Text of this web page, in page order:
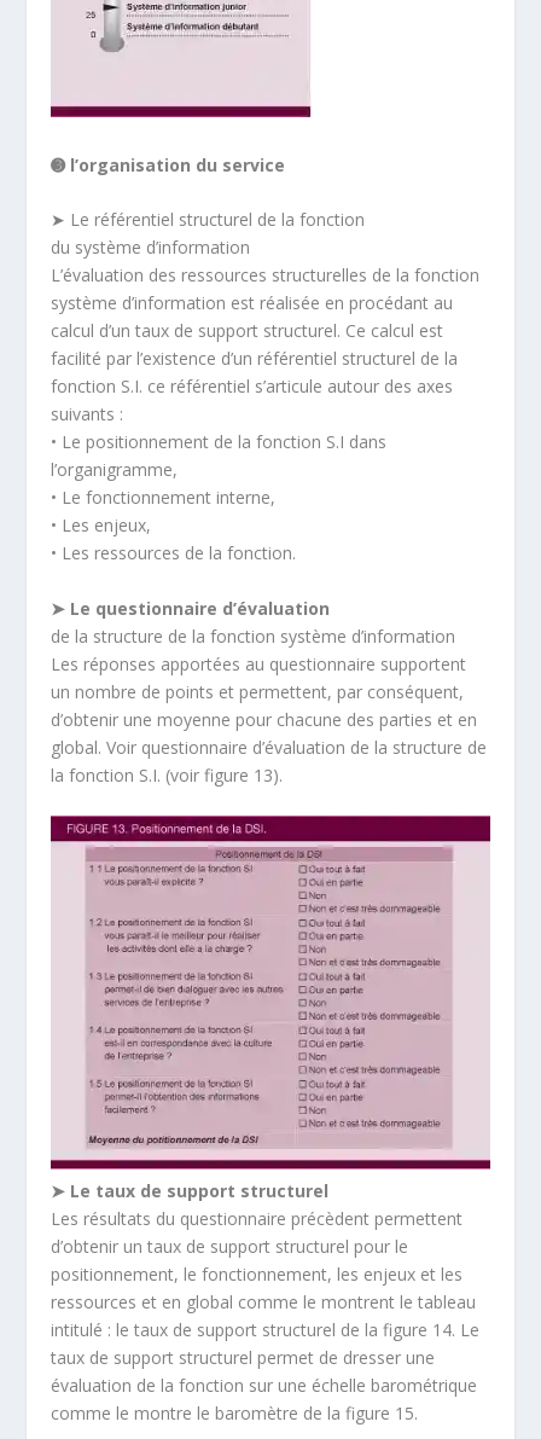
➌ l’organisation du service
➤ Le référentiel structurel de la fonction
du système d’information
L’évaluation des ressources structurelles de la fonction
système d’information est réalisée en procédant au
calcul d’un taux de support structurel. Ce calcul est
facilité par l’existence d’un référentiel structurel de la
fonction S.I. ce référentiel s’articule autour des axes
suivants :
• Le positionnement de la fonction S.I dans
l’organigramme,
• Le fonctionnement interne,
• Les enjeux,
• Les ressources de la fonction.
➤ Le questionnaire d’évaluation
de la structure de la fonction système d’information
Les réponses apportées au questionnaire supportent
un nombre de points et permettent, par conséquent,
d’obtenir une moyenne pour chacune des parties et en
global. Voir questionnaire d’évaluation de la structure de
la fonction S.I. (voir figure 13).
➤ Le taux de support structurel
Les résultats du questionnaire précèdent permettent
d’obtenir un taux de support structurel pour le
positionnement, le fonctionnement, les enjeux et les
ressources et en global comme le montrent le tableau
intitulé : le taux de support structurel de la figure 14. Le
taux de support structurel permet de dresser une
évaluation de la fonction sur une échelle barométrique
comme le montre le baromètre de la figure 15.